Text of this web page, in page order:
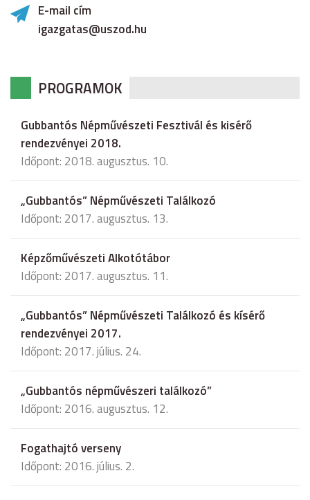
E-mail cím
igazgatas@uszod.hu
PROGRAMOK
Gubbantós Népművészeti Fesztivál és kisérő
rendezvényei 2018.
Időpont: 2018. augusztus. 10.
„Gubbantós” Népművészeti Találkozó
Időpont: 2017. augusztus. 13.
Képzőművészeti Alkotótábor
Időpont: 2017. augusztus. 11.
„Gubbantós” Népművészeti Találkozó és kísérő
rendezvényei 2017.
Időpont: 2017. július. 24.
„Gubbantós népművészeri találkozó”
Időpont: 2016. augusztus. 12.
Fogathajtó verseny
Időpont: 2016. július. 2.